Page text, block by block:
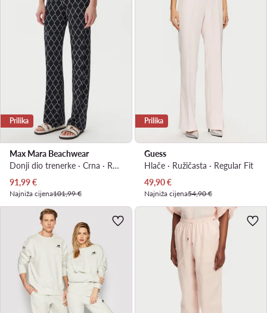
Prilika
Max Mara Beachwear
Donji dio trenerke · Crna · Regular Fit
Trenutna cijena
91,99€
Najniža cijena101,99 €
Prilika
Guess
Hlače · Ružičasta · Regular Fit
Trenutna cijena
49,90€
Najniža cijena54,90 €